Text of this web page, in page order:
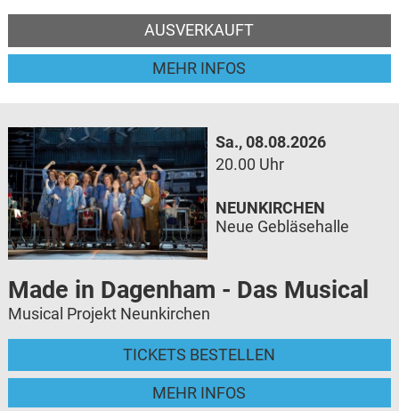
AUSVERKAUFT
MEHR INFOS
Sa., 08.08.2026
20.00 Uhr
Made in Dagenham - Das Musical
Musical Projekt Neunkirchen
TICKETS BESTELLEN
MEHR INFOS
NEUNKIRCHEN
Neue Gebläsehalle